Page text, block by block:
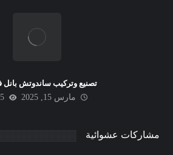
تصنيع وتركيب ساندوتش
مارس 15, 2025
مشاركات عشوائية